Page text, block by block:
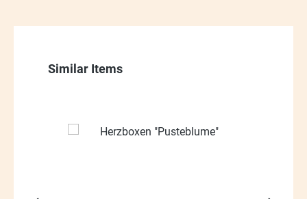
Produktgalerie überspringen
Similar Items